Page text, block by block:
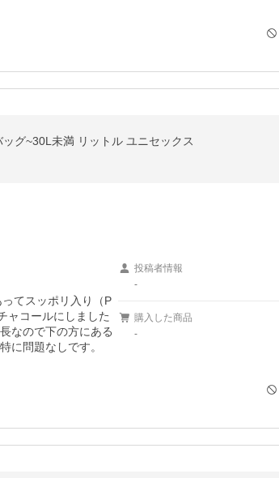
グ~30L未満 リットル ユニセックス
てスッポリ入り（P
ャコールにしました
なので下の方にある
に問題なしです。
投稿者情報
-
購入した商品
-